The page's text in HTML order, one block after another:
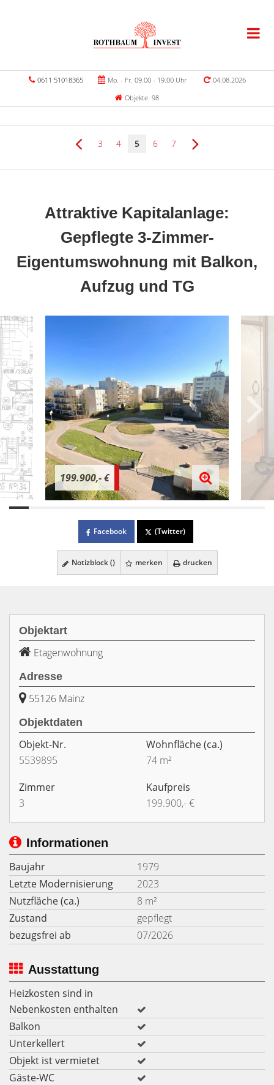
0611 51018365 Mo. - Fr. 09.00 - 19.00 Uhr
04.08.2026
Objekte: 98
3 4 5 6 7
Attraktive Kapitalanlage:
Gepflegte 3-Zimmer-
Eigentumswohnung mit Balkon,
Aufzug und TG
199.900,- €
Facebook (Twitter)
Notizblock () merken drucken
Objektart
Etagenwohnung
Adresse
55126 Mainz
Objektdaten
Objekt-Nr.
5539895
Wohnfläche(ca.)
74 m²
Zimmer
3
Kaufpreis
199.900,- €
Informationen
Baujahr
1979
Letzte Modernisierung
2023
Nutzfläche (ca.)
8 m²
Zustand
gepflegt
bezugsfrei ab
07/2026
Ausstattung
Heizkosten sind in
Nebenkosten enthalten
Balkon
Unterkellert
Objekt ist vermietet
Gäste-WC